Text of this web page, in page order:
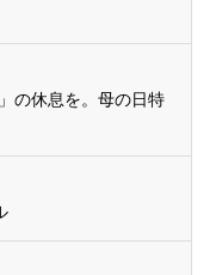
の休息を。母の日特